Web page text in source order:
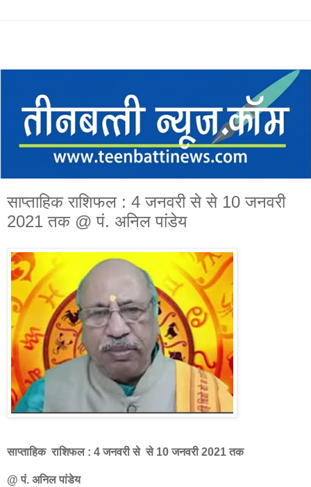
साप्ताहिक राशिफल : 4 जनवरी से से 10 जनवरी
2021 तक @ पं. अनिल पांडेय
साप्ताहिक राशिफल : 4 जनवरी से से 10 जनवरी 2021 तक
@ पं. अनिल पांडेय